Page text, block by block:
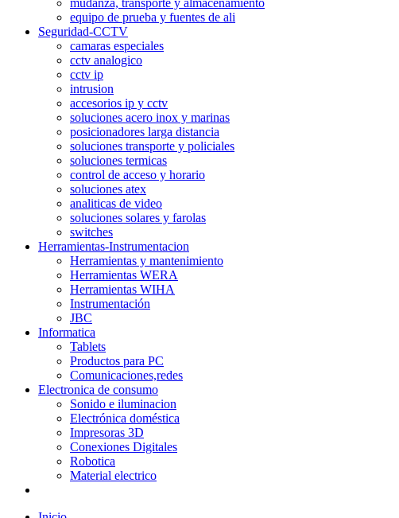
mudanza, transporte y almacenamiento
equipo de prueba y fuentes de ali
Seguridad-CCTV
camaras especiales
cctv analogico
cctv ip
intrusion
accesorios ip y cctv
soluciones acero inox y marinas
posicionadores larga distancia
soluciones transporte y policiales
soluciones termicas
control de acceso y horario
soluciones atex
analiticas de video
soluciones solares y farolas
switches
Herramientas-Instrumentacion
Herramientas y mantenimiento
Herramientas WERA
Herramientas WIHA
Instrumentación
JBC
Informatica
Tablets
Productos para PC
Comunicaciones,redes
Electronica de consumo
Sonido e iluminacion
Electrónica doméstica
Impresoras 3D
Conexiones Digitales
Robotica
Material electrico